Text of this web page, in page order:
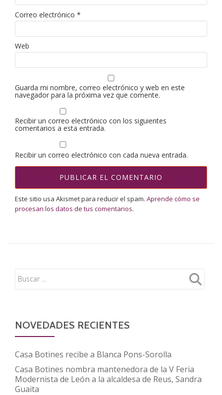
Correo electrónico *
Web
Guarda mi nombre, correo electrónico y web en este
navegador para la próxima vez que comente.
Recibir un correo electrónico con los siguientes
comentarios a esta entrada.
Recibir un correo electrónico con cada nueva entrada.
Este sitio usa Akismet para reducir el spam. Aprende cómo se
procesan los datos de tus comentarios.
NOVEDADES RECIENTES
Casa Botines recibe a Blanca Pons-Sorolla
Casa Botines nombra mantenedora de la V Feria
Modernista de León a la alcaldesa de Reus, Sandra
Guaita